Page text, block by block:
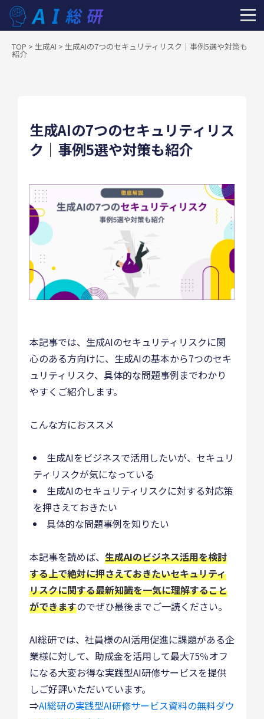
TOP > 生成AI > 生成AIの7つのセキュリティリスク｜事例5選や対策も
紹介
生成AIの7つのセキュリティリス
ク｜事例5選や対策も紹介
本記事では、生成AIのセキュリティリスクに関
心のある方向けに、生成AIの基本から7つのセキ
ュリティリスク、具体的な問題事例までわかり
やすくご紹介します。
こんな方におススメ
生成AIをビジネスで活用したいが、セキュリ
ティリスクが気になっている
生成AIのセキュリティリスクに対する対応策
を押さえておきたい
具体的な問題事例を知りたい
本記事を読めば、 生成AIのビジネス活用を検討
する上で絶対に押さえておきたいセキュリティ
リスクに関する最新知識を一気に理解すること
ができますのでぜひ最後までご一読ください。
AI総研では、社員様のAI活用促進に課題がある企
業様に対して、助成金を活用して最大75％オフ
になる大変お得な実践型AI研修サービスを提供
しご好評いただいています。
⇒AI総研の実践型AI研修サービス資料の無料ダウ